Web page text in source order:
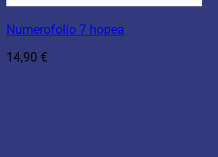
Numerofolio 7 hopea
14,90 €